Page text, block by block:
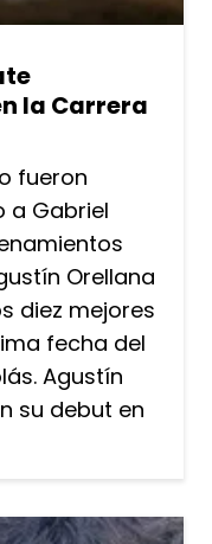
la Carrera
fueron
a Gabriel
Orellana
diez mejores
fecha del
Agustín
su debut en